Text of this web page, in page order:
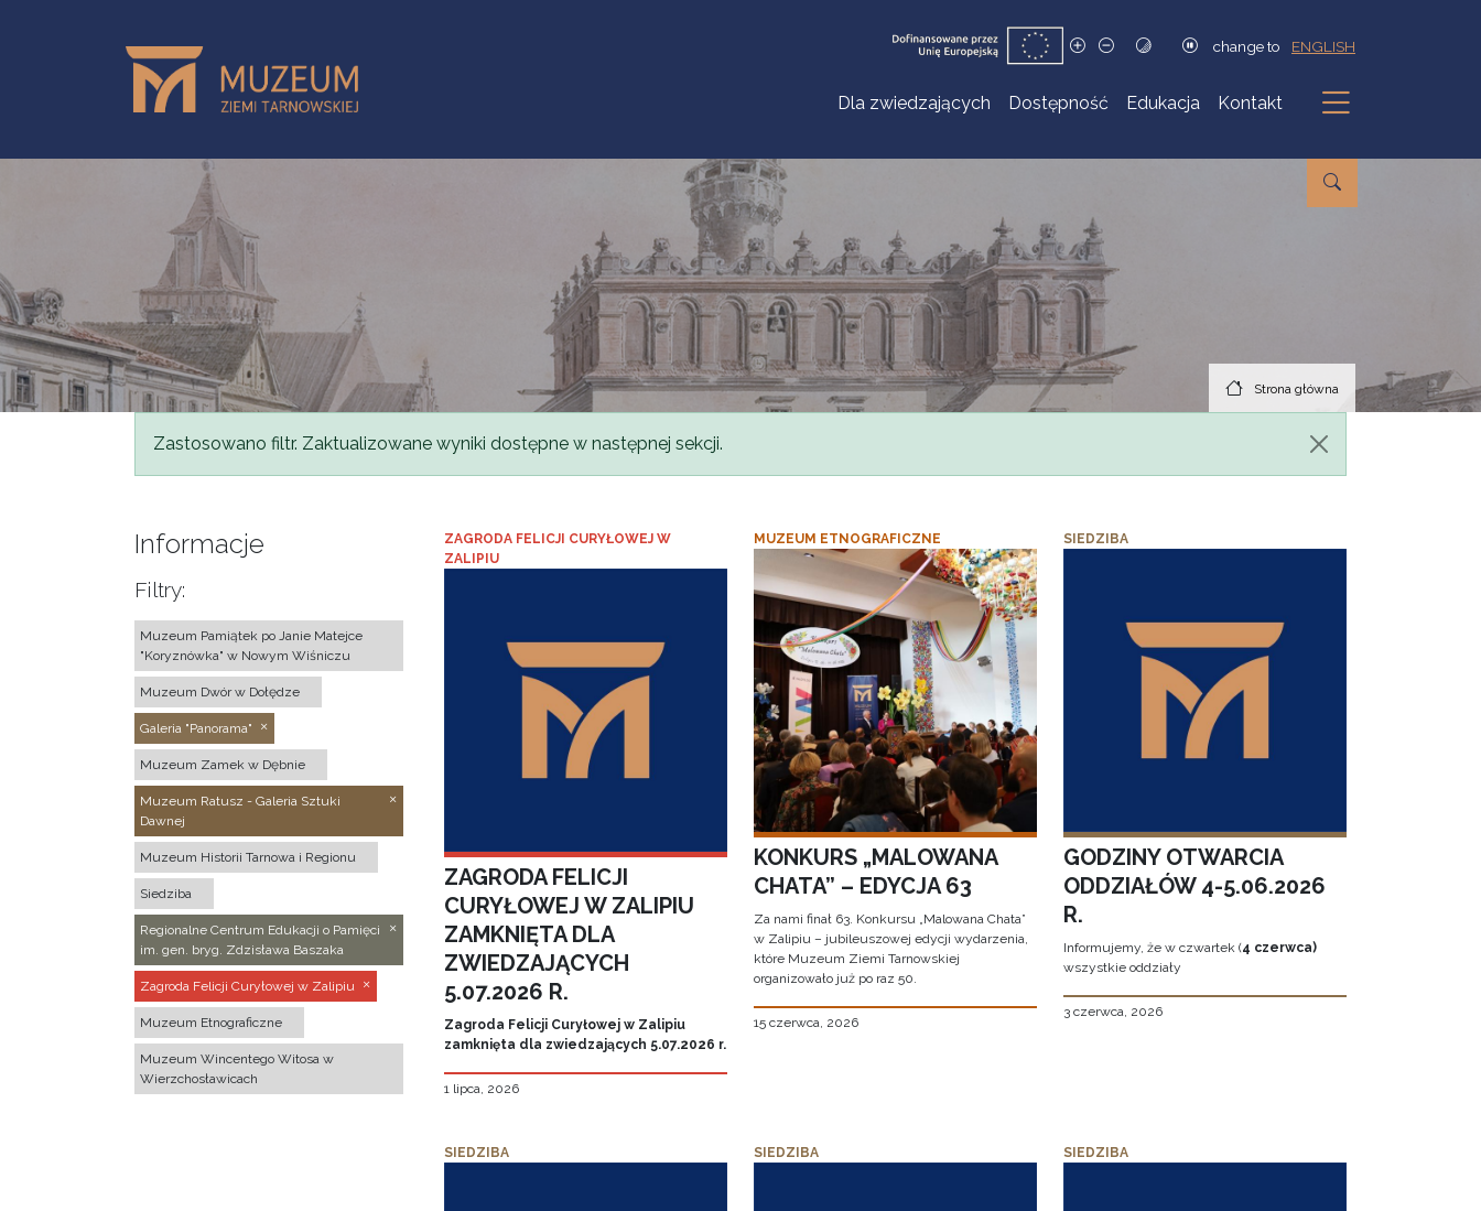
change to ENGLISH
Dla zwiedzających Dostępność Edukacja Kontakt
Podmenu
Strona główna
Komunikat
Zastosowano filtr. Zaktualizowane wyniki dostępne w następnej sekcji.
Informacje
Filtry:
Muzeum Pamiątek po Janie Matejce
"Koryznówka" w Nowym Wiśniczu
Muzeum Dwór w Dołędze
Galeria "Panorama"
Muzeum Zamek w Dębnie
Muzeum Ratusz - Galeria Sztuki
Dawnej
Muzeum Historii Tarnowa i Regionu
Siedziba
Regionalne Centrum Edukacji o Pamięci
im. gen. bryg. Zdzisława Baszaka
Zagroda Felicji Curyłowej w Zalipiu
Muzeum Etnograficzne
Muzeum Wincentego Witosa w
Wierzchosławicach
ZAGRODA FELICJI CURYŁOWEJ W
ZALIPIU
ZAGRODA FELICJI
CURYŁOWEJ W ZALIPIU
ZAMKNIĘTA DLA
ZWIEDZAJĄCYCH
5.07.2026 R.
Zagroda Felicji Curyłowej w Zalipiu
zamknięta dla zwiedzających 5.07.2026 r.
1 lipca, 2026
MUZEUM ETNOGRAFICZNE
KONKURS „MALOWANA
CHATA” – EDYCJA 63
Za nami finał 63. Konkursu „Malowana Chata”
w Zalipiu – jubileuszowej edycji wydarzenia,
które Muzeum Ziemi Tarnowskiej
organizowało już po raz 50.
15 czerwca, 2026
SIEDZIBA
GODZINY OTWARCIA
ODDZIAŁÓW 4-5.06.2026
R.
Informujemy, że w czwartek (4 czerwca)
wszystkie oddziały
3 czerwca, 2026
SIEDZIBA SIEDZIBA SIEDZIBA